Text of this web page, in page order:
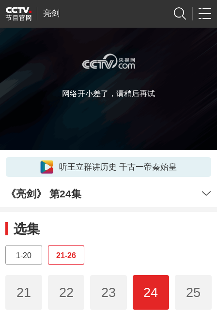
亮剑
网络开小差了，请稍后再试
听王立群讲历史 千古一帝秦始皇
《亮剑》 第24集
选集
1-20 21-26
21 22 23 24 25